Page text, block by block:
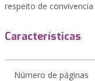
respeito de
Características
Número de páginas